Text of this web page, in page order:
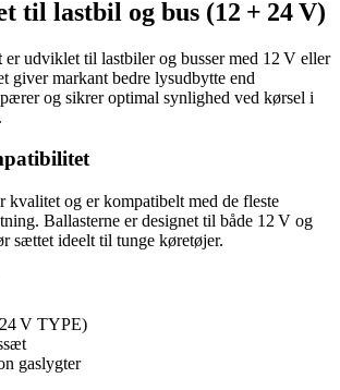
til lastbil og bus (12 + 24 V)
er udviklet til lastbiler og busser med 12 V eller
giver markant bedre lysudbytte end
og sikrer optimal synlighed ved kørsel i
kvalitet og er kompatibelt med de fleste
Ballasterne er designet til både 12 V og
sættet ideelt til tunge køretøjer.
V TYPE)
gaslygter